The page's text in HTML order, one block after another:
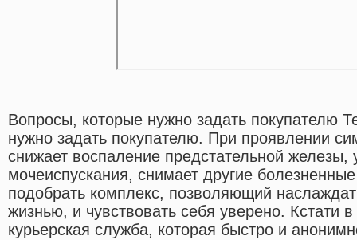
Вопросы, которые нужно задать покупателю
нужно задать покупателю. При проявлении
снижает воспаление предстательной железы,
мочеиспускания, снимает другие
подобрать комплекс, позволяющий
жизнью, и чувствовать себя уверено. Кстати
курьерская служба, которая быстро и